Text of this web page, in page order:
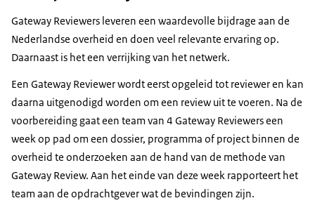
Gateway Reviewers leveren een waardevolle bijdrage aan de
Nederlandse overheid en doen veel relevante ervaring op.
Daarnaast is het een verrijking van het netwerk.
Een Gateway Reviewer wordt eerst opgeleid tot reviewer en kan
daarna uitgenodigd worden om een review uit te voeren. Na de
voorbereiding gaat een team van 4 Gateway Reviewers een
week op pad om een dossier, programma of project binnen de
overheid te onderzoeken aan de hand van de methode van
Gateway Review. Aan het einde van deze week rapporteert het
team aan de opdrachtgever wat de bevindingen zijn.